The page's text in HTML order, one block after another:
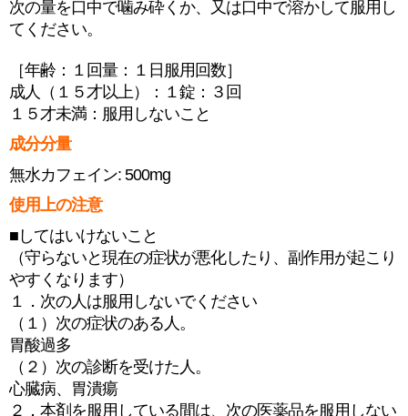
次の量を口中で噛み砕くか、又は口中で溶かして服用し
てください。
［年齢：１回量：１日服用回数］
成人（１５才以上）：１錠：３回
１５才未満：服用しないこと
成分分量
無水カフェイン: 500mg
使用上の注意
■してはいけないこと
（守らないと現在の症状が悪化したり、副作用が起こり
やすくなります）
１．次の人は服用しないでください
（１）次の症状のある人。
胃酸過多
（２）次の診断を受けた人。
心臓病、胃潰瘍
２．本剤を服用している間は、次の医薬品を服用しない